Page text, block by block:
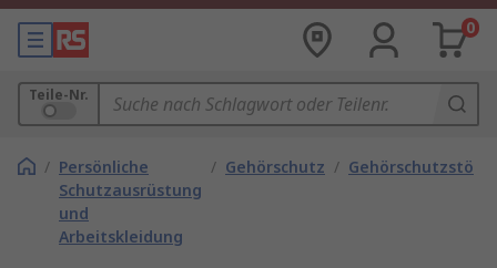
0
Teile-Nr.
/ Persönliche
Schutzausrüstung
und
Arbeitskleidung
/ Gehörschutz /